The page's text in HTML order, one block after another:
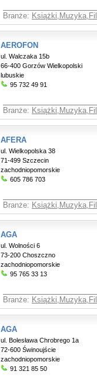
Branże:
AEROFON
ul. Walczaka 15b
66-400 Gorzów Wielkopolski
lubuskie
95 732 49 91
Branże:
AFERA
ul. Wielkopolska 38
71-499 Szczecin
zachodniopomorskie
605 786 703
Branże:
AGA
ul. Wolności 6
73-200 Choszczno
zachodniopomorskie
95 765 33 13
Branże:
AGA
ul. Bolesława Chrobrego 1a
72-600 Świnoujście
zachodniopomorskie
91 321 85 50